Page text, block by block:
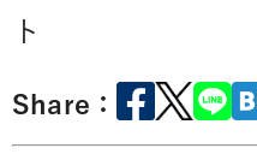
ト
Share：